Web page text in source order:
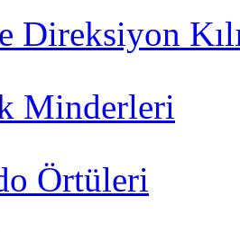
Direksiyon
Minderleri
Örtüleri